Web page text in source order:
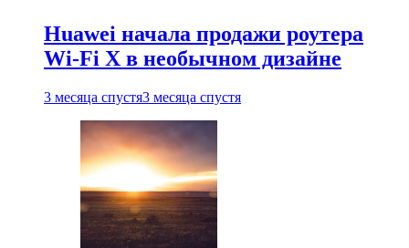
Huawei начала продажи роутера
Wi-Fi X в необычном дизайне
3 месяца спустя3 месяца спустя